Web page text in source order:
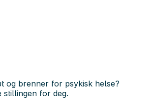
og brenner for psykisk helse?
stillingen for deg.